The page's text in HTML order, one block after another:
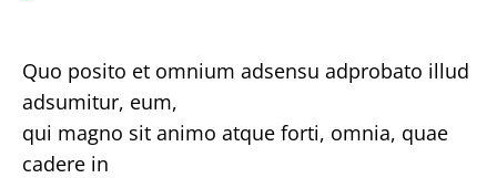
Quo posito et omnium adsensu adprobato illud
adsumitur, eum,
qui magno sit animo atque forti, omnia, quae
cadere in